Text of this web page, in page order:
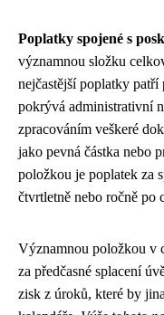
Poplatky spojené s
významnou složku
nejčastější poplatky
pokrývá administrativní
zpracováním veškeré
jako pevná částka nebo
položkou je poplatek za
čtvrtletně nebo ročně po
Významnou položkou v
za předčasné splacení
zisk z úroků, které by